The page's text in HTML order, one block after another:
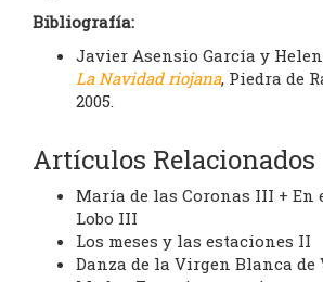
Bibliografía:
Javier Asensio García y
LaNavidad riojana, Piedra de
2005.
Artículos Relacionados
María de las Coronas III + En
Lobo III
Los meses y las estaciones II
Danza de la Virgen Blanca de